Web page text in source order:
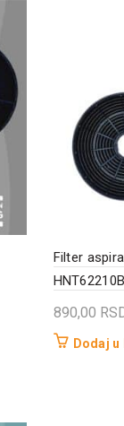
Filter
HNT62210B
890,00
Dodaj